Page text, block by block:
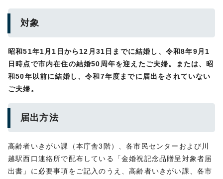
対象
昭和51年1月1日から12月31日までに結婚し、令和8年9月1
日時点で市内在住の結婚50周年を迎えたご夫婦。または、昭
和50年以前に結婚し、令和7年度までに届出をされていない
ご夫婦。
届出方法
高齢者いきがい課（本庁舎3階）、各市民センターおよび川
越駅西口連絡所で配布している「金婚祝記念品贈呈対象者届
出書」に必要事項をご記入のうえ、高齢者いきがい課、各市